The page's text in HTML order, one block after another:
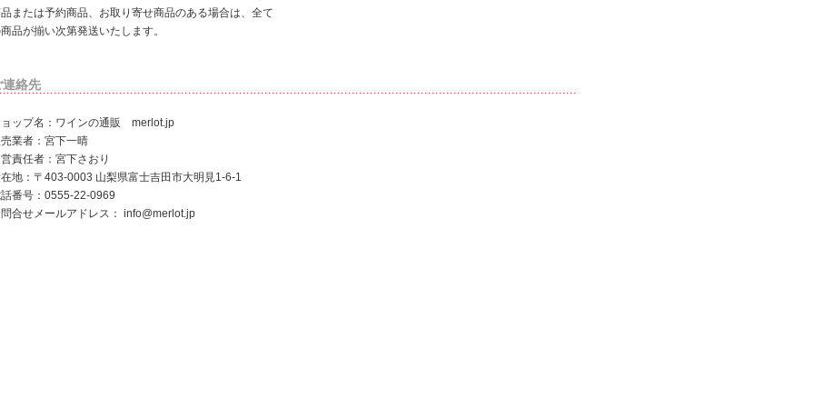
または予約商品、お取り寄せ商品のある場合は、全て
品が揃い次第発送いたします。
連絡先
ョップ名：ワインの通販 merlot.jp
業者：宮下一晴
責任者：宮下さおり
地：〒403-0003 山梨県富士吉田市大明見1-6-1
話番号：0555-22-0969
合せメールアドレス： info@merlot.jp